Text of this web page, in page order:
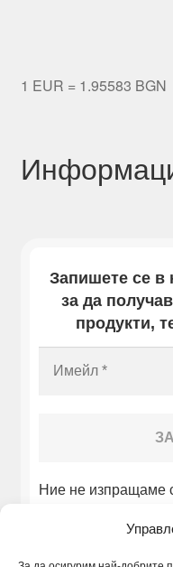
1 EUR = 1.95583 BGN
Запишете се в
за да
продукти,
Ние не изпращаме